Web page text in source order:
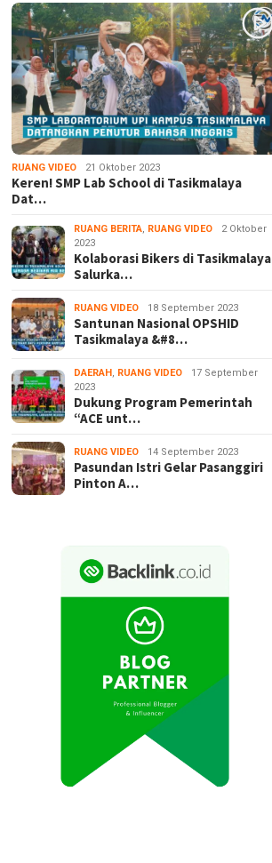
RUANG VIDEO 21 Oktober 2023
Keren! SMP Lab School di Tasikmalaya
Dat…
RUANG BERITA, RUANG VIDEO
2 Oktober
2023
Kolaborasi Bikers di Tasikmalaya
Salurka…
RUANG VIDEO 18 September 2023
Santunan Nasional OPSHID
Tasikmalaya &#8…
DAERAH , RUANG VIDEO
17 September
2023
Dukung Program Pemerintah
“ACE unt…
RUANG VIDEO 14 September 2023
Pasundan Istri Gelar Pasanggiri
Pinton A…